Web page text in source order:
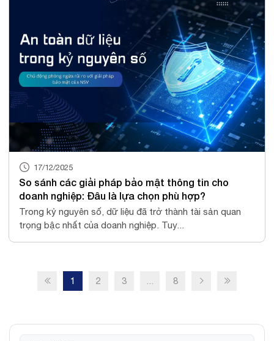
17/12/2025
So sánh các giải pháp bảo mật thông tin cho
doanh nghiệp: Đâu là lựa chọn phù hợp?
Trong kỷ nguyên số, dữ liệu đã trở thành tài sản quan
trọng bậc nhất của doanh nghiệp. Tuy...
1 2 3 8